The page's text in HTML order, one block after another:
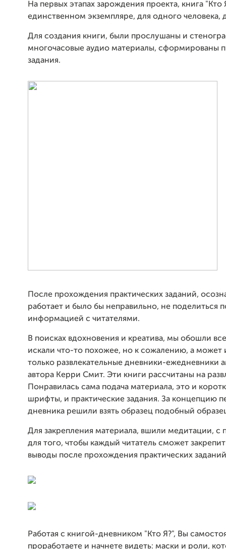
На первых этапах зарождения проекта, книга "Кто
единственном экземпляре, для одного человека,
Для создания книги, были прослушаны и
многочасовые аудио материалы, сформированы
задания.
После прохождения практических заданий,
работает и было бы неправильно, не поделиться
информацией с читателями.
В поисках вдохновения и креатива, мы обошли
искали что-то похожее, но к сожалению, а может
только развлекательные дневники-ежедневники
автора Керри Смит. Эти книги рассчитаны на
Понравилась сама подача материала, это и
шрифты, и практические задания. За концепцию
дневника решили взять образец подобный
Для закрепления материала, вшили медитации, с
для того, чтобы каждый читатель сможет
выводы после прохождения практических
Работая с книгой-дневником "Кто Я?", Вы
проработаете и начнете видеть: маски и роли,